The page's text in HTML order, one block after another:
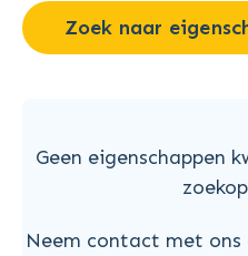
Zoek naar
Geen eigenschappen
Neem contact met ons